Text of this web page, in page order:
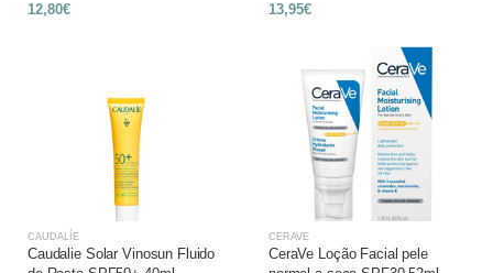
12,80€ 13,95€
CAUDALÍE
Caudalie Solar Vinosun Fluido
CERAVE
CeraVe Loção Facial pele